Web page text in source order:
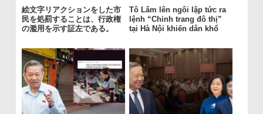
絵文字リアクションをした市
民を処罰することは、行政権
の濫用を示す証左である。
Tô Lâm lên ngôi lập tức ra
lệnh “Chỉnh trang đô thị”
tại Hà Nội khiến dân khổ